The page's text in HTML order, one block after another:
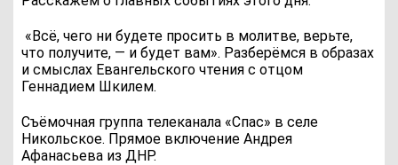
«Всё, чего ни будете просить в молитве, верьте,
что получите, — и будет вам». Разберёмся в образах
и смыслах Евангельского чтения с отцом
Геннадием Шкилем.
Съёмочная группа телеканала «Спас» в селе
Никольское. Прямое включение Андрея
Афанасьева из ДНР.